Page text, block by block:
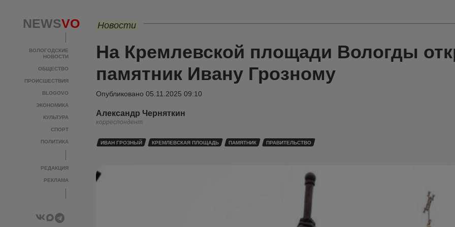
NEWSVO
ВОЛОГОДСКИЕ
НОВОСТИ
ОБЩЕСТВО
ПРОИСШЕСТВИЯ
BLOGOVO
ЭКОНОМИКА
КУЛЬТУРА
СПОРТ
ПОЛИТИКА
РЕДАКЦИЯ
РЕКЛАМА
Новости
На Кремлевской площади Вологды
памятник Ивану Грозному
Опубликовано 05.11.2025 09:10
Александр Черняткин
корреспондент
ИВАН ГРОЗНЫЙ КРЕМЛЕВСКАЯ ПЛОЩАДЬ ПАМЯТНИК ПРАВИТЕЛЬСТВО